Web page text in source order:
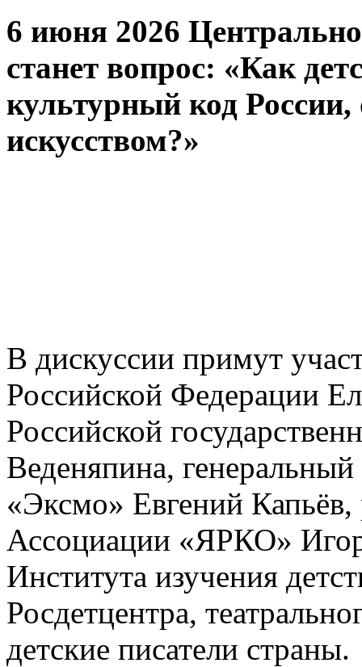
6 июня 2026
станет вопрос: «Как
культурный код
искусством?»
В дискуссии примут
Российской Федерации
Российской
Веденяпина, генеральный
«Эксмо» Евгений Капьёв,
Ассоциации «ЯРКО»
Института изучения
Росдетцентра,
детские писатели страны.